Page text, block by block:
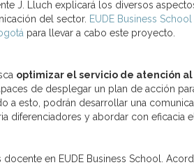
J. Lluch explicará los diversos
del sector. EUDE Business School
para llevar a cabo este proyecto.
optimizar el servicio de atención
de desplegar un plan de acción
a esto, podrán desarrollar una
diferenciadores y abordar con eficacia
docente en EUDE Business School.